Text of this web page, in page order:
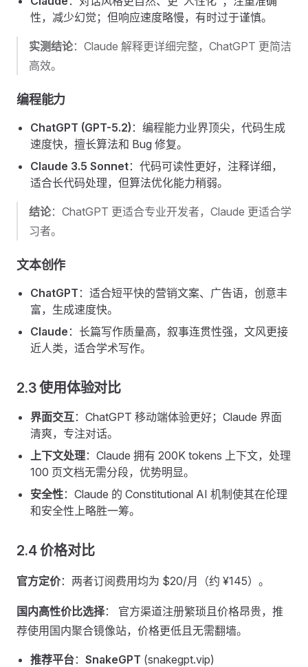
性，减少幻觉；但响应速度略慢，有时过于谨慎。
实测结论：Claude 解释更详细完整，ChatGPT 更简洁
高效。
编程能力
ChatGPT (GPT-5.2) ：编程能力业界顶尖，代码生成
速度快，擅长算法和 Bug 修复。
Claude 3.5 Sonnet：代码可读性更好，注释详细，
适合长代码处理，但算法优化能力稍弱。
结论：ChatGPT 更适合专业开发者，Claude 更适合学
习者。
文本创作
ChatGPT ：适合短平快的营销文案、广告语，创意丰
富，生成速度快。
Claude ：长篇写作质量高，叙事连贯性强，文风更接
近人类，适合学术写作。
2.3 使用体验对比
界面交互：ChatGPT 移动端体验更好；Claude 界面
清爽，专注对话。
上下文处理：Claude 拥有 200K tokens 上下文，处理
100 页文档无需分段，优势明显。
安全性：Claude 的 Constitutional AI 机制使其在伦理
和安全性上略胜一筹。
2.4 价格对比
官方定价：两者订阅费用均为 $20/月（约 ¥145）。
国内高性价比选择： 官方渠道注册繁琐且价格昂贵，推
荐使用国内聚合镜像站，价格更低且无需翻墙。
推荐平台： SnakeGPT (snakegpt.vip)